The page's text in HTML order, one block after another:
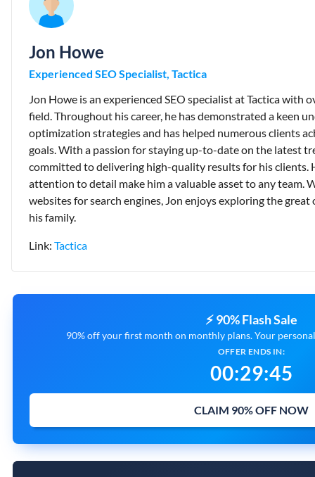
Jon Howe
Experienced SEO Specialist, Tactica
Jon Howe is an experienced SEO specialist at Tactica with
field. Throughout his career, he has demonstrated a keen
optimization strategies and has helped numerous clients
goals. With a passion for staying up-to-date on the latest
committed to delivering high-quality results for his clients.
attention to detail make him a valuable asset to any team.
websites for search engines, Jon enjoys exploring the
his family.
Link: Tactica
⚡ 90% Flash Sale
90% off your first month on monthly plans. Your
OFFER ENDS IN:
00:29:44
CLAIM 90% OFF NOW